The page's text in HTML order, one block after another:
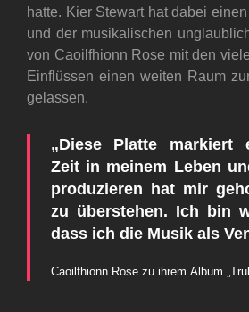
hatte. Kier Stewart hat dabei
und der musikalischen
von Caoilfhionn Rose mit den
Einflüssen einen weiten Raum
gelassen.
„Diese Platte markiert
Zeit in meinem Leben und das Album zu
produzieren hat mir
zu überstehen. Ich bin
dass ich die Musik als
Caoilfhionn Rose zu ihrem Album